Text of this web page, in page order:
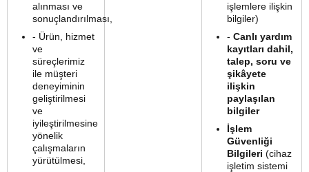
alınması ve
sonuçlandırılması,
- Ürün, hizmet
ve
süreçlerimiz
ile müşteri
deneyiminin
geliştirilmesi
ve
iyileştirilmesine
yönelik
çalışmaların
yürütülmesi,
işlemlere ilişkin
bilgiler)
- Canlı yardım
kayıtları dahil,
talep, soru ve
şikâyete
ilişkin
paylaşılan
bilgiler
İşlem
Güvenliği
Bilgileri (cihaz
işletim sistemi